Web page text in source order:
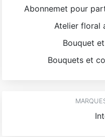
Abonnemet pour
Atelier floral
Bouquet
Bouquets et